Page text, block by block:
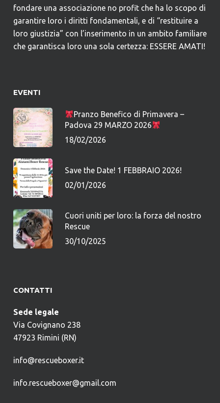
fondare una associazione no profit che ha lo scopo di
garantire loro i diritti fondamentali, e di “restituire a
loro giustizia” con l’inserimento in un ambito familiare
che garantisca loro una sola certezza: ESSERE AMATI!
EVENTI
Pranzo Benefico di Primavera –
Padova 29 MARZO 2026
18/02/2026
Save the Date! 1 FEBBRAIO 2026!
02/01/2026
Cuori uniti per loro: la forza del nostro
Rescue
30/10/2025
CONTATTI
Sede legale
Via Covignano 238
47923 Rimini (RN)
info@rescueboxer.it
info.rescueboxer@gmail.com